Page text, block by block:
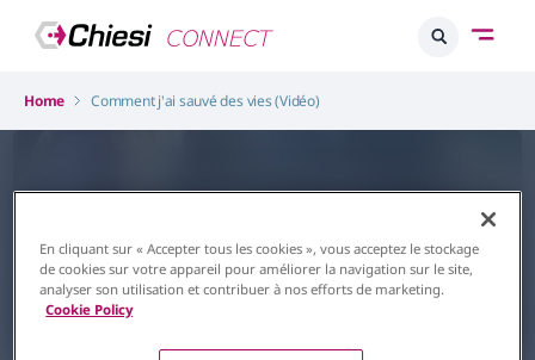
Home Comment j'ai sauvé des vies (Vidéo)
L'accès à ce
En cliquant sur « Accepter tous les cookies », vous acceptez le stockage
de cookies sur votre appareil pour améliorer la navigation sur le site,
analyser son utilisation et contribuer à nos efforts de marketing.
Cookie Policy